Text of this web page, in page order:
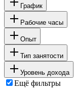
График
Рабочие часы
Опыт
Тип занятости
Уровень дохода
Ещё фильтры